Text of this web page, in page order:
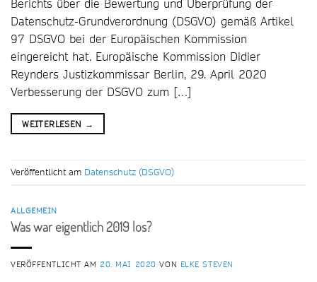
Berichts über die Bewertung und Überprüfung der
Datenschutz-Grundverordnung (DSGVO) gemäß Artikel
97 DSGVO bei der Europäischen Kommission
eingereicht hat. Europäische Kommission Didier
Reynders Justizkommissar Berlin, 29. April 2020
Verbesserung der DSGVO zum […]
WEITERLESEN →
Veröffentlicht am Datenschutz (DSGVO)
ALLGEMEIN
Was war eigentlich 2019 los?
VERÖFFENTLICHT AM 20. MAI 2020 VON ELKE STEVEN